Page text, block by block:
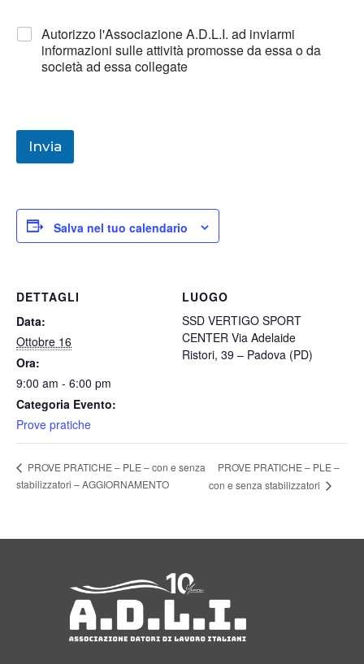
Autorizzo l'Associazione A.D.L.I. ad inviarmi
informazioni sulle attività promosse da essa o da
società ad essa collegate
Invia
Salva nel tuo calendario
DETTAGLI
Data:
Ottobre 16
Ora:
9:00 am - 6:00 pm
Categoria Evento:
Prove pratiche
LUOGO
SSD VERTIGO SPORT
CENTER Via Adelaide
Ristori, 39 – Padova (PD)
PROVE PRATICHE – PLE – con e senza
stabilizzatori – AGGIORNAMENTO
PROVE PRATICHE – PLE –
con e senza stabilizzatori